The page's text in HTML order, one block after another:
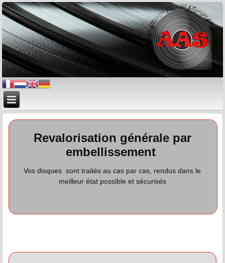
Revalorisation générale par
embellissement
Vos disques sont traités au cas par cas, rendus dans le
meilleur état possible et sécurisés